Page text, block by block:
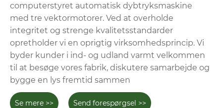
computerstyret automatisk dybtryksmaskine
med tre vektormotorer. Ved at overholde
integritet og strenge kvalitetsstandarder
opretholder vi en oprigtig virksomhedsprincip. Vi
byder kunder i ind- og udland varmt velkommen
til at besøge vores fabrik, diskutere samarbejde og
bygge en lys fremtid sammen
Se mere >> Send forespørgsel >>